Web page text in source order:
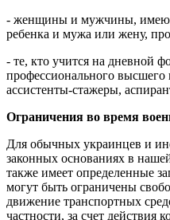
- женщины и мужчины,
ребенка и мужа или жену,
- те, кто учится на дневной
профессионального высшего
ассистенты-стажеры,
Ограничения во время
Для обычных украинцев и
законных основаниях в
также имеет определенные
могут быть ограничены
движение транспортных
частности, за счет действия